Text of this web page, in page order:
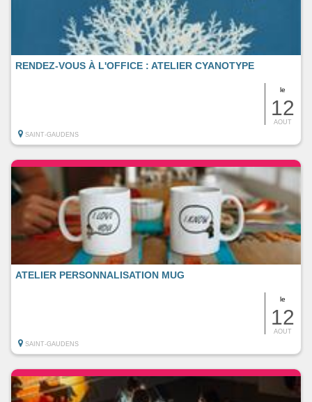
le
12
AOUT
RENDEZ-VOUS À L'OFFICE : ATELIER CYANOTYPE
SAINT-GAUDENS
le
12
AOUT
ATELIER PERSONNALISATION MUG
SAINT-GAUDENS